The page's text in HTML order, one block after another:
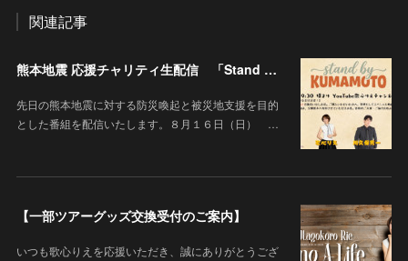
関連記事
熊本地震 応援チャリティ生配信 「Stand By KUMAMOTO」
先日の熊本地震に対する防災喚起と被災地支援を目的
とした番組を配信いたします。８月１６日（日） …
【一部ツアーグッズ交換受付のご案内】
いつも歌心りえを応援いただき、誠にありがとうござ